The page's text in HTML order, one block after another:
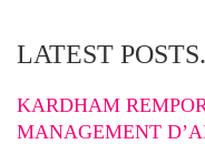
LATEST POSTS.
KARDHAM
MANAGEMENT